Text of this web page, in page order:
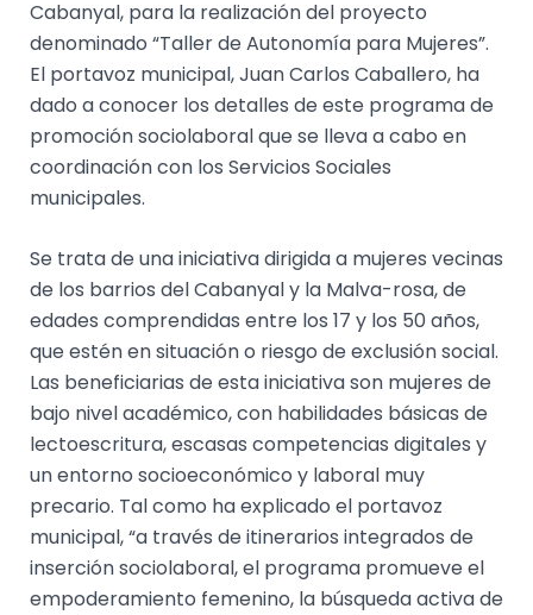
Cabanyal, para la realización del proyecto
denominado “Taller de Autonomía para Mujeres”.
El portavoz municipal, Juan Carlos Caballero, ha
dado a conocer los detalles de este programa de
promoción sociolaboral que se lleva a cabo en
coordinación con los Servicios Sociales
municipales.
Se trata de una iniciativa dirigida a mujeres vecinas
de los barrios del Cabanyal y la Malva-rosa, de
edades comprendidas entre los 17 y los 50 años,
que estén en situación o riesgo de exclusión social.
Las beneficiarias de esta iniciativa son mujeres de
bajo nivel académico, con habilidades básicas de
lectoescritura, escasas competencias digitales y
un entorno socioeconómico y laboral muy
precario. Tal como ha explicado el portavoz
municipal, “a través de itinerarios integrados de
inserción sociolaboral, el programa promueve el
empoderamiento femenino, la búsqueda activa de